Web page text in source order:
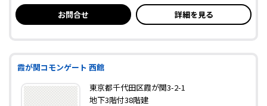
お問合せ 詳細を見る
霞が関コモンゲート 西館
東京都千代田区霞が関3-2-1
地下3階付38階建